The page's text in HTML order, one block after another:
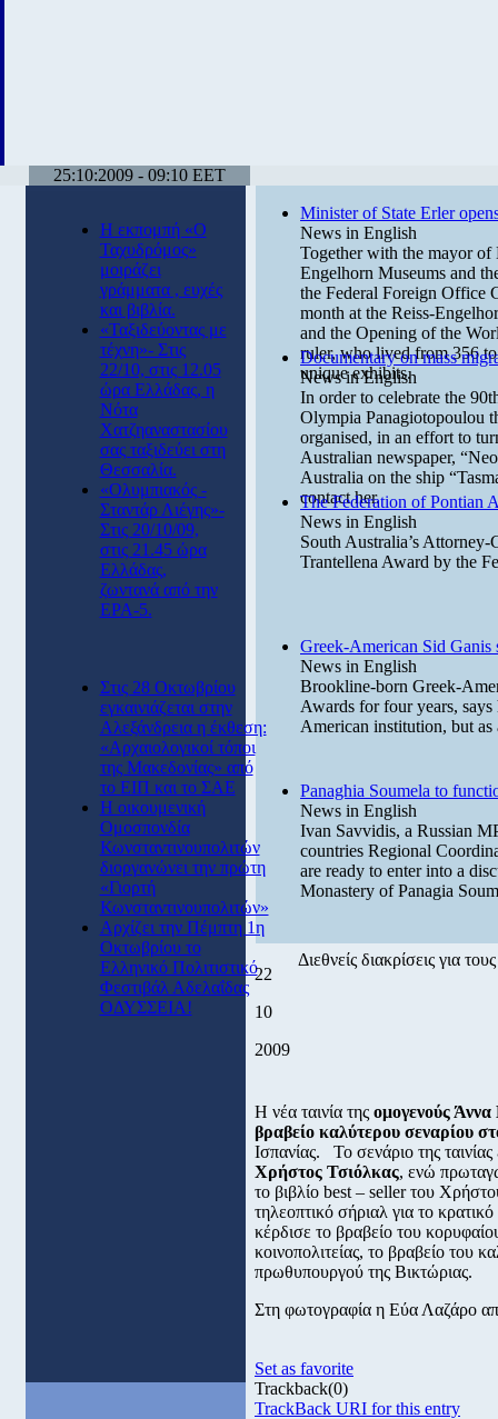
25:10:2009 - 09:10 EET
Η εκπομπή «Ο
Ταχυδρόμος»
μοιράζει
γράμματα , ευχές
και βιβλία.
«Ταξιδεύοντας με
τέχνη»- Στις
22/10, στις 12.05
ώρα Ελλάδας, η
Νότα
Χατζηαναστασίου
σας ταξιδεύει στη
Θεσσαλία.
«Ολυμπιακός -
Σταντάρ Λιέγης»-
Στις 20/10/09,
στις 21.45 ώρα
Ελλάδας,
ζωντανά από την
ΕΡΑ-5.
Στις 28 Οκτωβρίου
εγκαινιάζεται στην
Αλεξάνδρεια η έκθεση:
«Αρχαιολογικοί τόποι
της Μακεδονίας» από
το ΕΙΠ και το ΣΑΕ
Η οικουμενική
Ομοσπονδία
Κωνσταντινουπολιτών
διοργανώνει την πρώτη
«Γιορτή
Κωνσταντινουπολιτών»
Αρχίζει την Πέμπτη 1η
Οκτωβρίου το
Ελληνικό Πολιτιστικό
Φεστιβάλ Αδελαΐδας
ΟΔΥΣΣΕΙΑ!
Minister of State Erler
News in English
Together with the mayor of
Engelhorn Museums and
the Federal Foreign Office
month at the Reiss-
and the Opening of the
ruler, who lived from 356
unique exhibits.
Documentary on mass
News in English
In order to celebrate the
Olympia Panagiotopoulou
organised, in an effort to
Australian newspaper,
Australia on the ship
contact her.
The Federation of Pontian
News in English
South Australia’s
Trantellena Award by the
Greek-American Sid Ganis
News in English
Brookline-born Greek-
Awards for four years,
American institution, but
Panaghia Soumela to
News in English
Ivan Savvidis, a Russian
countries Regional
are ready to enter into a
Monastery of Panagia
22
10
2009
Διεθνείς διακρίσεις για
Η νέα ταινία της ομογενούς Άννα
βραβείο καλύτερου σεναρίου
Ισπανίας. Το σενάριο της
Χρήστος Τσιόλκας, ενώ
το βιβλίο best – seller του
τηλεοπτικό σήριαλ για το
κέρδισε το βραβείο του
κοινοπολιτείας, το βραβείο του
πρωθυπουργού της Βικτώριας.
Στη φωτογραφία η Εύα Λαζάρο
Set as favorite
Trackback(0)
TrackBack URI for this entry